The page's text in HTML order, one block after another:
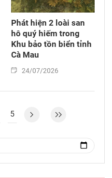
Phát hiện 2 loài san
hô quý hiếm trong
Khu bảo tồn biển tỉnh
Cà Mau
24/07/2026
5